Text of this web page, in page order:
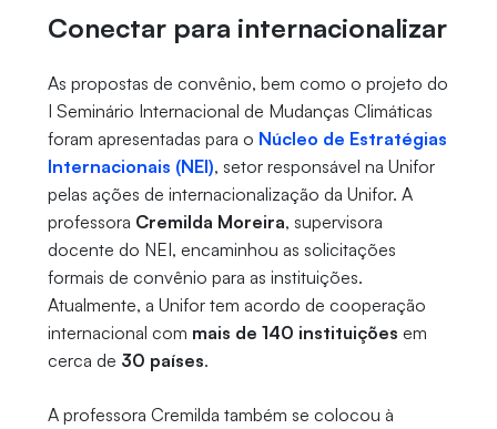
Conectar para internacionalizar
As propostas de convênio, bem como o projeto do
I Seminário Internacional de Mudanças Climáticas
foram apresentadas para o Núcleo de Estratégias
Internacionais (NEI), setor responsável na Unifor
pelas ações de internacionalização da Unifor. A
professora Cremilda Moreira, supervisora
docente do NEI, encaminhou as solicitações
formais de convênio para as instituições.
Atualmente, a Unifor tem acordo de cooperação
internacional com mais de 140 instituições em
cerca de 30 países.
A professora Cremilda também se colocou à